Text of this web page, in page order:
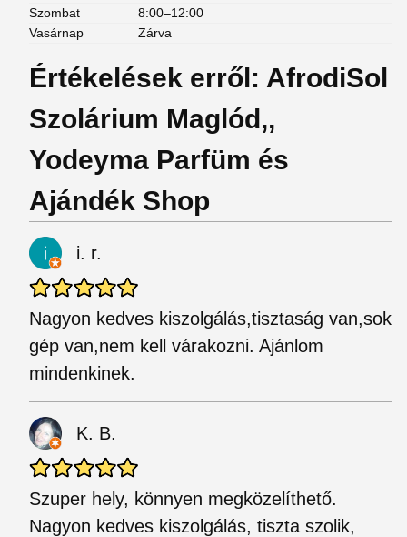
Szombat
8:00–12:00
Vasárnap
Zárva
Értékelések erről: AfrodiSol
Szolárium Maglód,,
Yodeyma Parfüm és
Ajándék Shop
i. r.
Nagyon kedves kiszolgálás,tisztaság van,sok
gép van,nem kell várakozni. Ajánlom
mindenkinek.
K. B.
Szuper hely, könnyen megközelíthető.
Nagyon kedves kiszolgálás, tiszta szolik,